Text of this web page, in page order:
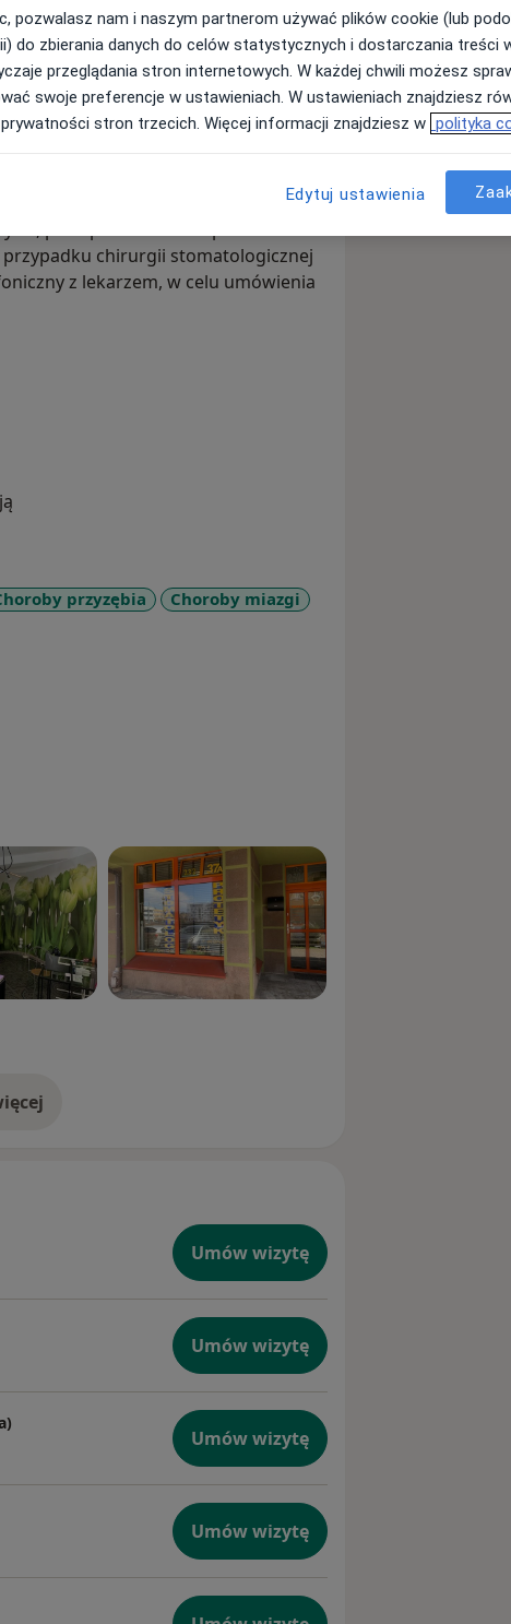
w zakresie: - stomatologia
- naprawy protez - szybkie terminy
po zapoznaniu sie z problemem
chirurgii stomatologicznej
z lekarzem, w celu umówienia
przyzębia Choroby miazgi
doświadczeniu
Umów wizytę
Umów wizytę
Umów wizytę
Umów wizytę
pozwalasz nam i naszym partnerom używać plików cookie (lub
do zbierania danych do celów statystycznych i dostarczania treści
przeglądania stron internetowych. W każdej chwili możesz
swoje preferencje w ustawieniach. W ustawieniach znajdziesz
stron trzecich. Więcej informacji znajdziesz w polityka
Edytuj ustawienia